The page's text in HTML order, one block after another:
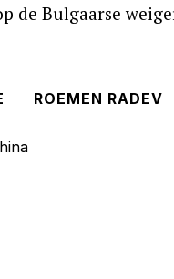
de Bulgaarse
ROEMEN RADEV